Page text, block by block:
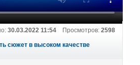
30.03.2022 11:54 Просмотров: 2598
сюжет в высоком качестве